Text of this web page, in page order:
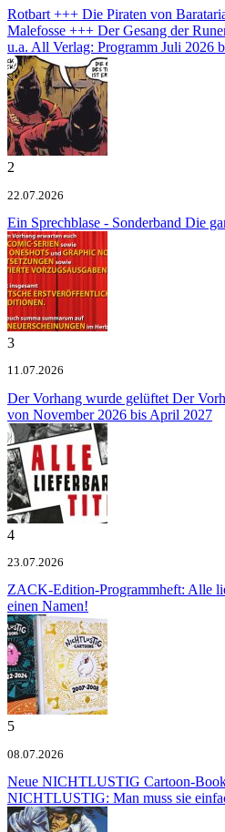
Rotbart +++ Die Piraten von
Malefosse +++ Der Gesang der
u.a. All Verlag: Programm Juli 2026
2
22.07.2026
Ein Sprechblase - Sonderband Die
3
11.07.2026
Der Vorhang wurde gelüftet Der
von November 2026 bis April 2027
4
23.07.2026
ZACK-Edition-Programmheft: Alle
einen Namen!
5
08.07.2026
Neue NICHTLUSTIG Cartoon-
NICHTLUSTIG: Man muss sie